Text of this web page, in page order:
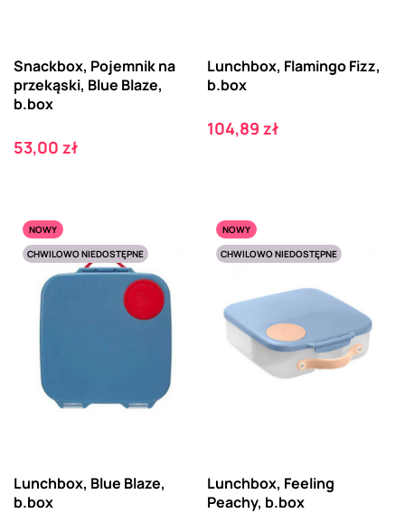
Snackbox, Pojemnik na
przekąski, Blue Blaze,
b.box
Cena
53,00 zł
Lunchbox, Flamingo Fizz,
b.box
Cena
104,89 zł
NOWY
CHWILOWO NIEDOSTĘPNE
Lunchbox, Blue Blaze,
b.box
NOWY
CHWILOWO NIEDOSTĘPNE
Lunchbox, Feeling
Peachy, b.box